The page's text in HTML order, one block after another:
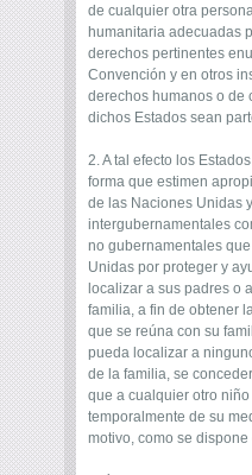
de cualquier otra
humanitaria adecuadas
derechos pertinentes
Convención y en otros
derechos humanos o de
dichos Estados sean
2. A tal efecto los
forma que estimen
de las Naciones Unidas
intergubernamentales
no gubernamentales
Unidas por proteger y
localizar a sus padres o
familia, a fin de obtener
que se reúna con su
pueda localizar a
de la familia, se
que a cualquier otro
temporalmente de su
motivo, como se